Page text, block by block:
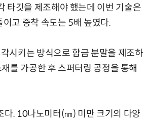
타깃을 제조해야 했는데 이번 기술은
고 증착 속도는 5배 높였다.
시키는 방식으로 합금 분말을 제조하
를 가공한 후 스퍼터링 공정을 통해
. 10나노미터(㎚) 미만 크기의 다양